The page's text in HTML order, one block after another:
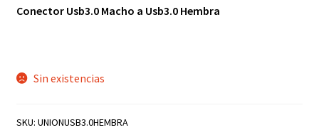
Conector Usb3.0 Macho a Usb3.0 Hembra
Sin existencias
SKU: UNIONUSB3.0HEMBRA